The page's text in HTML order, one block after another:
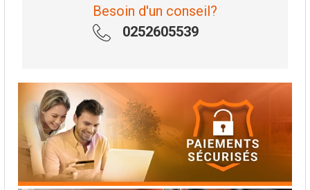
Besoin d'un conseil?
0252605539